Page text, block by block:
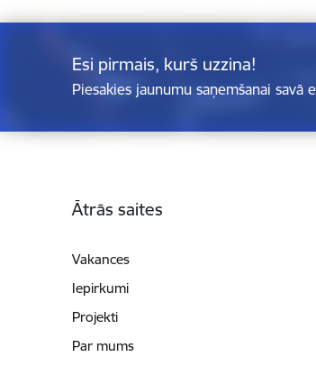
Esi pirmais, kurš uzzina!
Piesakies jaunumu saņemšanai savā
Ātrās saites
Vakances
Iepirkumi
Projekti
Par mums